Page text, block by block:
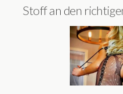
Stoff an den